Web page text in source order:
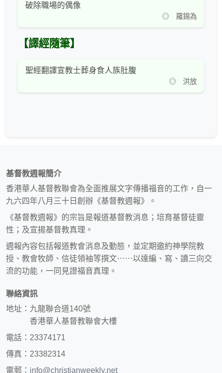
破除職場的偶像
◎ 羅錫為
【譯經隨筆】
聖經翻譯宣教士葬身食人族肚腹
◎ 洪放
基督教週報簡介
香港華人基督教聯會為全面推展文字傳播福音的工作，自一
九六四年八月三十日創辦《基督教週報》。
《基督教週報》的宗旨是報道基督教消息；培育基督徒靈
性；及宣揚基督教真理。
週報內容包括報道教會消息及動態，並定期邀約神學院教
授、教會牧師、信徒領袖等撰文⋯⋯以達編、寫、讀三向交
流的功能，一同見證福音真理。
聯絡資訊
地址：九龍聯合道140號
香港華人基督教聯會大樓
電話：23374171
傳真：23382314
電郵： info@christianweekly.net